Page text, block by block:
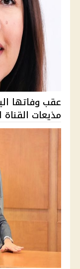
عقب وفاتها
مذيعات القناة